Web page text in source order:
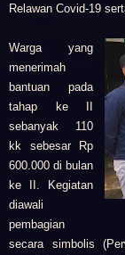
Relawan Covid-19
Warga yang
menerimah
bantuan pada
tahap ke II
sebanyak 110
kk sebesar Rp
600.000 di bulan
ke II. Kegiatan
diawali
pembagian
secara simbolis